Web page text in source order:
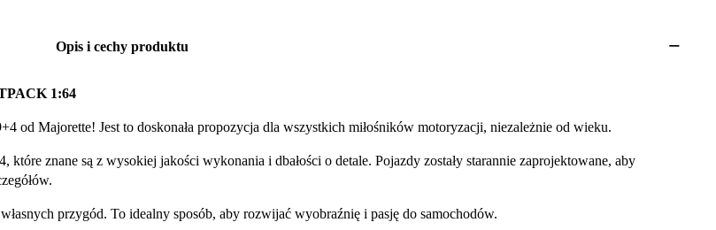
Opis i cechy produktu
1:64
od Majorette! Jest to doskonała propozycja dla wszystkich miłośników motoryzacji, niezależnie od wieku.
znane są z wysokiej jakości wykonania i dbałości o detale. Pojazdy zostały starannie zaprojektowane, aby
przygód. To idealny sposób, aby rozwijać wyobraźnię i pasję do samochodów.